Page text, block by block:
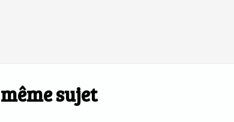
sujet